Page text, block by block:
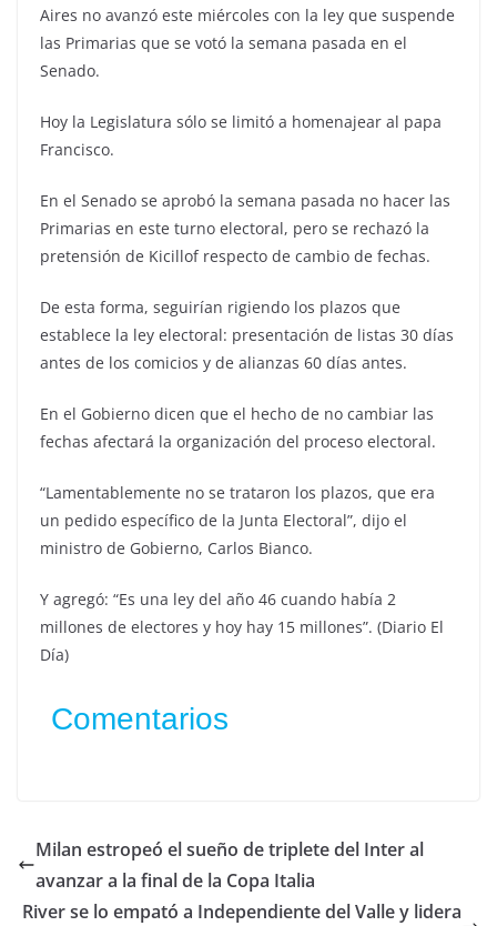
Aires no avanzó este miércoles con la ley que suspende
las Primarias que se votó la semana pasada en el
Senado.
Hoy la Legislatura sólo se limitó a homenajear al papa
Francisco.
En el Senado se aprobó la semana pasada no hacer las
Primarias en este turno electoral, pero se rechazó la
pretensión de Kicillof respecto de cambio de fechas.
De esta forma, seguirían rigiendo los plazos que
establece la ley electoral: presentación de listas 30 días
antes de los comicios y de alianzas 60 días antes.
En el Gobierno dicen que el hecho de no cambiar las
fechas afectará la organización del proceso electoral.
“Lamentablemente no se trataron los plazos, que era
un pedido específico de la Junta Electoral”, dijo el
ministro de Gobierno, Carlos Bianco.
Y agregó: “Es una ley del año 46 cuando había 2
millones de electores y hoy hay 15 millones”. (Diario El
Día)
Comentarios
Milan estropeó el sueño de triplete del Inter al
avanzar a la final de la Copa Italia
River se lo empató a Independiente del Valle y lidera